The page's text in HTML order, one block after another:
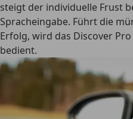
steigt der individuelle Frust
Spracheingabe. Führt die
Erfolg, wird das Discover
bedient.